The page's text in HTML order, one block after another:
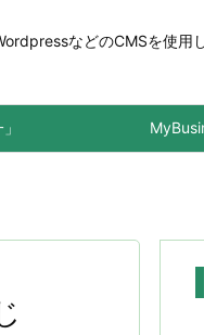
などのCMSを使